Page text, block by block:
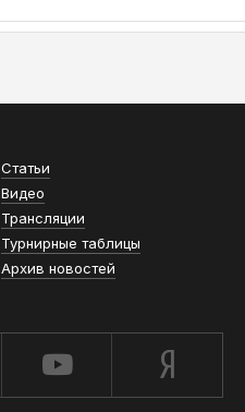
Статьи
Видео
Трансляции
Турнирные таблицы
Архив новостей